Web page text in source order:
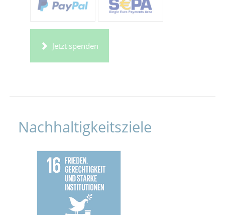
Jetzt spenden
Nachhaltigkeitsziele